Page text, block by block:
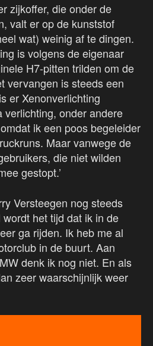
zijkoffer, die onder de
valt er op de kunststof
wat) weinig af te dingen.
is volgens de eigenaar
H7-pitten trilden om de
vervangen is steeds een
er Xenonverlichting
verlichting, onder andere
ik een poos begeleider
Maar vanwege de
die niet wilden
gestopt.’
Versteegen nog steeds
wordt het tijd dat ik in de
ga rijden. Ik heb me al
in de buurt. Aan
denk ik nog niet. En als
zeer waarschijnlijk weer